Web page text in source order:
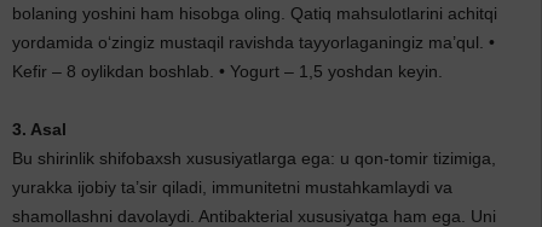
bolaning yoshini ham hisobga oling. Qatiq mahsulotlarini achitqi
yordamida o‘zingiz mustaqil ravishda tayyorlaganingiz ma’qul. •
Kefir – 8 oylikdan boshlab. • Yogurt – 1,5 yoshdan keyin.
3. Asal
Bu shirinlik shifobaxsh xususiyatlarga ega: u qon-tomir tizimiga,
yurakka ijobiy ta’sir qiladi, immunitetni mustahkamlaydi va
shamollashni davolaydi. Antibakterial xususiyatga ham ega. Uni